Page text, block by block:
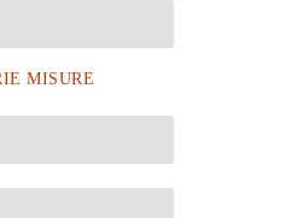
MISURE